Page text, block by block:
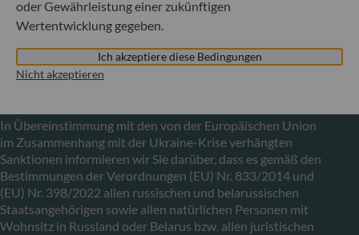
Secteur Financier (CSSF) zugelassene
Fondsverwaltungsgesellschaft, Handelsregisternummer: B
In Übereinstimmung mit den von der Europäischen Union
im Zusammenhang mit der Ukraine-Krise verhängten
Sanktionen informieren wir Sie darüber, dass es gemäß den
Bestimmungen der Verordnungen (EU) Nr. 833/2014 und
(EU) Nr. 398/2022 allen russischen und belarussischen
Staatsangehörigen sowie allen natürlichen Personen mit
Wohnsitz in Russland oder Belarus bzw. allen juristischen
oder Gewährleistung einer zukünftigen
Wertentwicklung gegeben.
Ich akzeptiere diese Bedingungen
Nicht akzeptieren